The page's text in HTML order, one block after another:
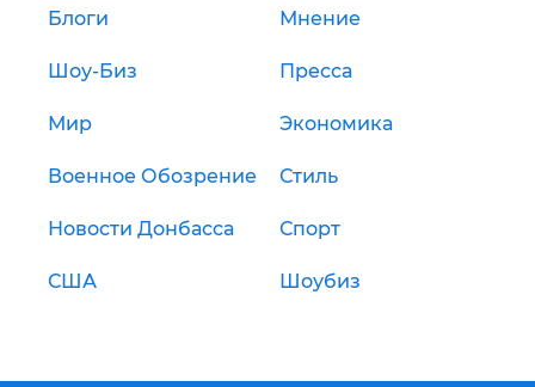
Блоги Мнение
Шоу-Биз Пресса
Мир Экономика
Военное Обозрение Стиль
Новости Донбасса Спорт
США Шоубиз